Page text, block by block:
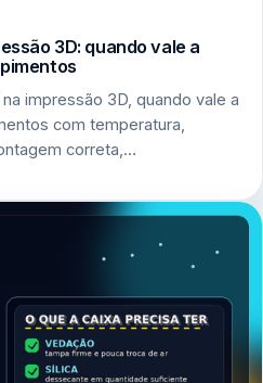
3D: quando vale a
impressão 3D, quando vale a
com temperatura,
correta,…